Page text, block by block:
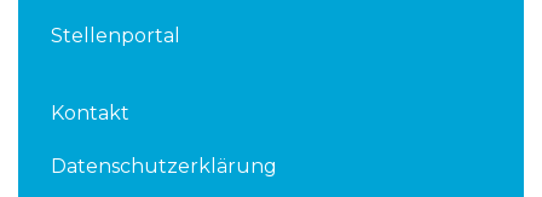
Stellenportal
Kontakt
Datenschutzerklärung